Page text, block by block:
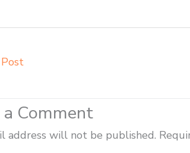
a Comment
address will not be published.